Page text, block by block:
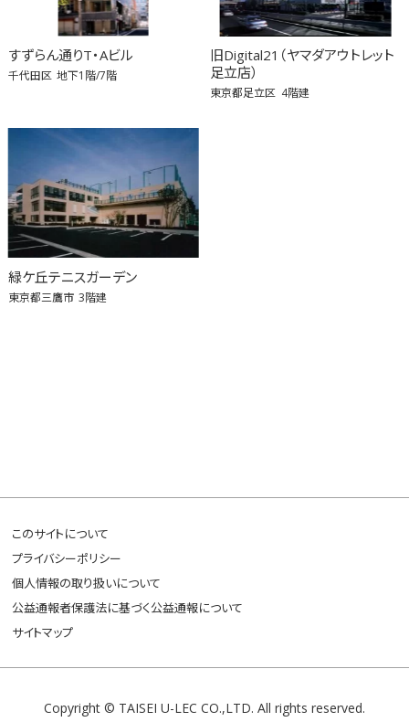
すずらん通りT・Aビル
千代田区 地下1階/7階
旧Digital21（ヤマダアウトレット
足立店）
東京都足立区 4階建
緑ケ丘テニスガーデン
東京都三鷹市 3階建
このサイトについて
プライバシーポリシー
個人情報の取り扱いについて
公益通報者保護法に基づく公益通報について
サイトマップ
Copyright © TAISEI U-LEC CO.,LTD. All rights reserved.